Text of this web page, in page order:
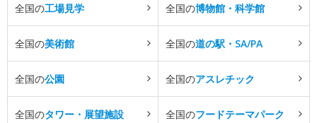
全国の工場見学 全国の博物館・科学館
全国の美術館 全国の道の駅・SA/PA
全国の公園 全国のアスレチック
全国のタワー・展望施設 全国のフードテーマパーク